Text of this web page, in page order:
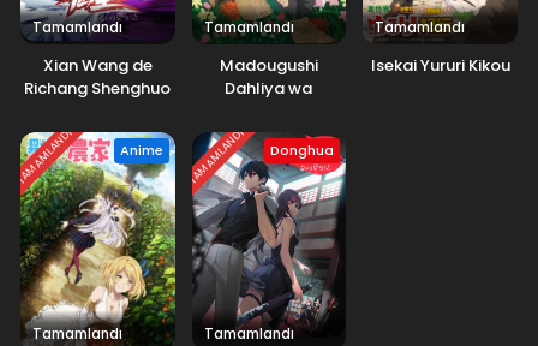
Tamamlandı
Xian Wang de
Richang Shenghuo
Tamamlandı
Madougushi
Dahliya wa
Tamamlandı
Isekai Yururi Kikou
TAMAMLANDI Anime
Tamamlandı
TAMAMLANDI Donghua
Tamamlandı